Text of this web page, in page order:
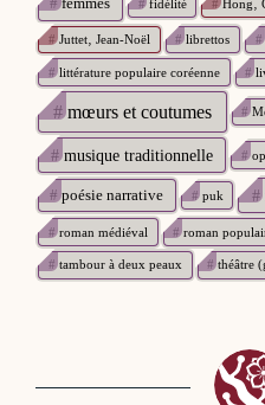
#fidélité #Hong‚
#Juttet‚ Jean-Noël #librettos #
#littérature populaire coréenne #
#mœurs et coutumes #
#musique traditionnelle #
# poésie narrative #puk #
#roman médiéval #roman
#tambour à deux peaux #théâtre